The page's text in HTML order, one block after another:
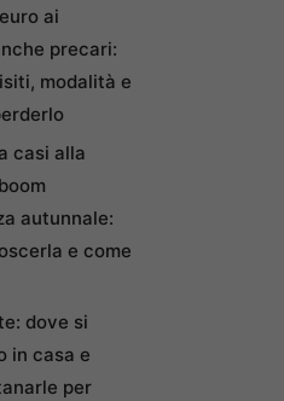
ai
precari:
modalità e
casi alla
autunnale:
e come
dove si
in casa e
per